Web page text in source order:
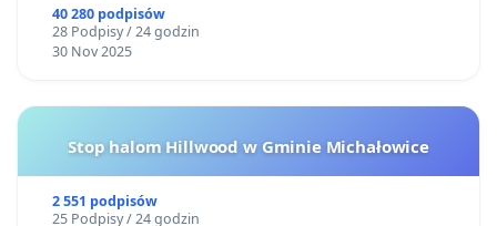
40 280 podpisów
28 Podpisy / 24 godzin
30 Nov 2025
Stop halom Hillwood w Gminie Michałowice
2 551 podpisów
25 Podpisy / 24 godzin